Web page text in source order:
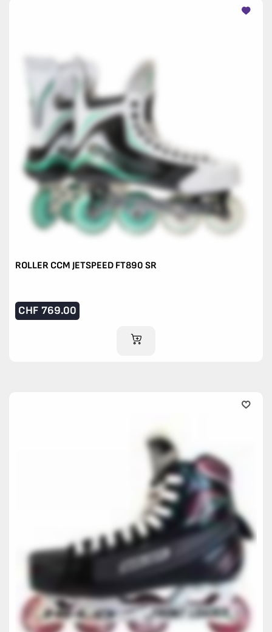
ROLLER CCM JETSPEED FT890 SR
CHF 769.00
IM WARENKORB